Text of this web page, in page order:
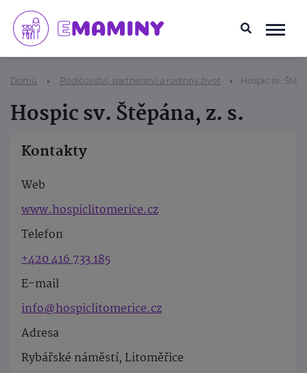
Domů Rodičovství, partnerství a rodinný život Hospic sv.
Hospic sv. Štěpána, z. s.
Kontakty
Web
www.hospiclitomerice.cz
Telefon
+420 416 733 185
E-mail
info@hospiclitomerice.cz
Adresa
Rybářské náměstí, Litoměřice